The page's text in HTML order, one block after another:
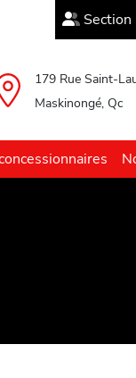
179 Rue Saint-
Maskinongé, Qc